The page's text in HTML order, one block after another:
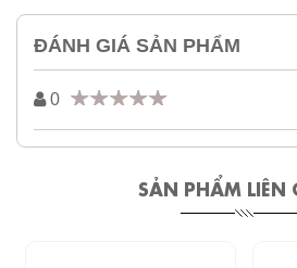
ĐÁNH GIÁ SẢN PHẨM
0
SẢN PHẨM LIÊN